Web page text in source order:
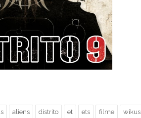
aliens
distrito
et ets filme wikus